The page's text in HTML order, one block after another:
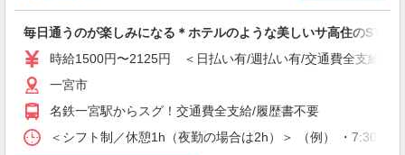
株式会社kotrio /●NG-H-2029404
夕方までのデイサービス☆車の運転できる方優
遇【名鉄一宮駅】
一宮市
毎日通うのが楽しみになる＊ホテルのような美しいサ高住のSTAFF
時給1500円〜2125円 ＜日払い有/週払い有/交通費全支給(ガ
一宮市
名鉄一宮駅からスグ！交通費全支給/履歴書不要
＜シフト制／休憩1h（夜勤の場合は2h）＞ （例） ・7:30